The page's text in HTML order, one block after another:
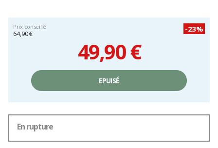
Prix conseillé
64,90 €
-23%
49,90 €
unitaire,
EPUISÉ
En rupture